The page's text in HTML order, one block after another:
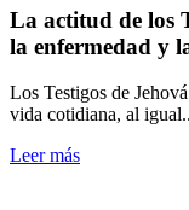
La actitud de los
la enfermedad y
Los Testigos de
vida cotidiana, al
Leer más